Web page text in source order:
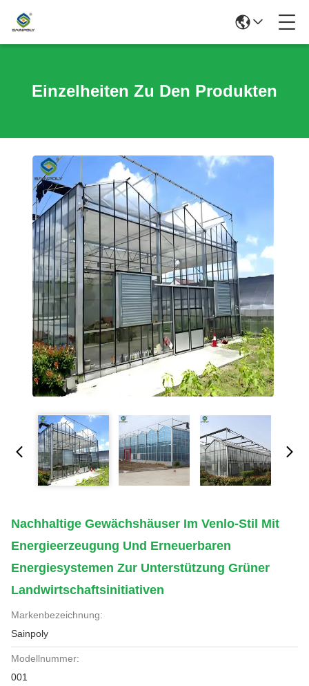
Einzelheiten Zu Den Produkten
Nachhaltige Gewächshäuser Im Venlo-Stil Mit
Energieerzeugung Und Erneuerbaren
Energiesystemen Zur Unterstützung Grüner
Landwirtschaftsinitiativen
Markenbezeichnung:
Sainpoly
Modellnummer:
001